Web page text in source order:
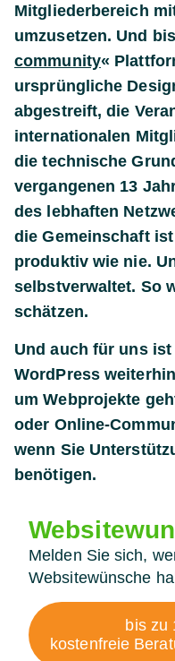
Mitgliederbereich
umzusetzen. Und
community«
ursprüngliche
abgestreift, die
internationalen
die technische
vergangenen 13
des lebhaften
die Gemeinschaft
produktiv wie nie.
selbstverwaltet. So
schätzen.
Und auch für uns
WordPress
um Webprojekte
oder Online-
wenn Sie
benötigen.
Melden Sie sich,
Websitewünsche
bis zu
kostenfreie